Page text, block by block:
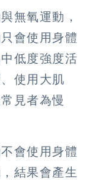
無氧運動，
會使用身體
低度強度活
使用大肌
見者為慢
會使用身體
結果會產生